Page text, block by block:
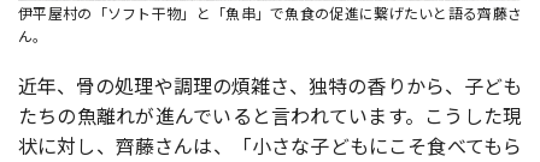
伊平屋村の「ソフト干物」と「魚串」で魚食の促進に繋げたいと語る齊藤さ
ん。
近年、骨の処理や調理の煩雑さ、独特の香りから、子ども
たちの魚離れが進んでいると言われています。こうした現
状に対し、齊藤さんは、「小さな子どもにこそ食べてもら